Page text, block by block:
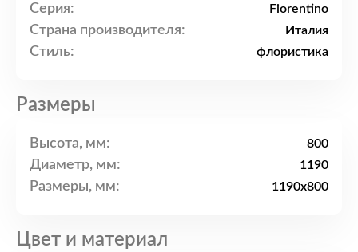
Серия: Fiorentino
Страна производителя: Италия
Стиль: флористика
Размеры
Высота, мм: 800
Диаметр, мм: 1190
Размеры, мм: 1190x800
Цвет и материал